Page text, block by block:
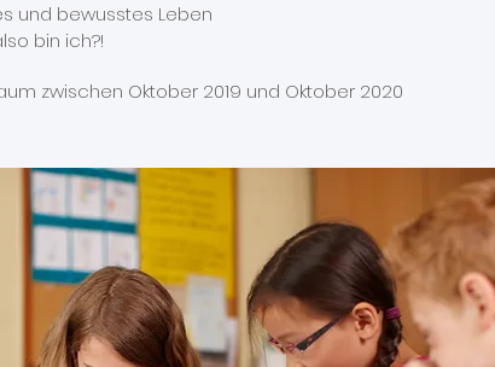
und bewusstes Leben
bin ich?!
zwischen Oktober 2019 und Oktober 2020